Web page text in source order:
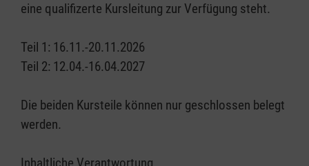
eine qualifizerte Kursleitung zur Verfügung steht.
Teil 1: 16.11.-20.11.2026
Teil 2: 12.04.-16.04.2027
Die beiden Kursteile können nur geschlossen belegt
werden.